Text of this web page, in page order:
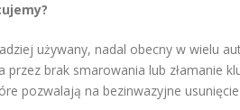
używany, nadal obecny w wielu
brak smarowania lub złamanie
pozwalają na bezinwazyjne